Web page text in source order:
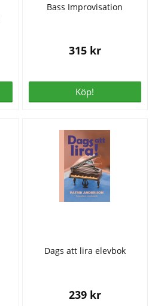
Bass Improvisation
315 kr
Köp!
Dags att lira elevbok
239 kr